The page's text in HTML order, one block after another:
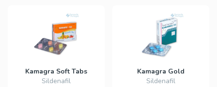
Kamagra Soft Tabs
Sildenafil
Kamagra Gold
Sildenafil